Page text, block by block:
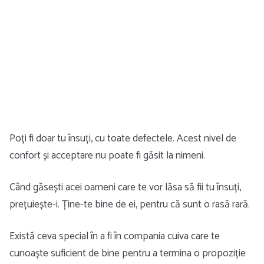
Poți fi doar tu însuți, cu toate defectele. Acest nivel de
confort și acceptare nu poate fi găsit la nimeni.
Când găsești acei oameni care te vor lăsa să fii tu însuți,
prețuiește-i. Ține-te bine de ei, pentru că sunt o rasă rară.
Există ceva special în a fi în compania cuiva care te
cunoaște suficient de bine pentru a termina o propoziție